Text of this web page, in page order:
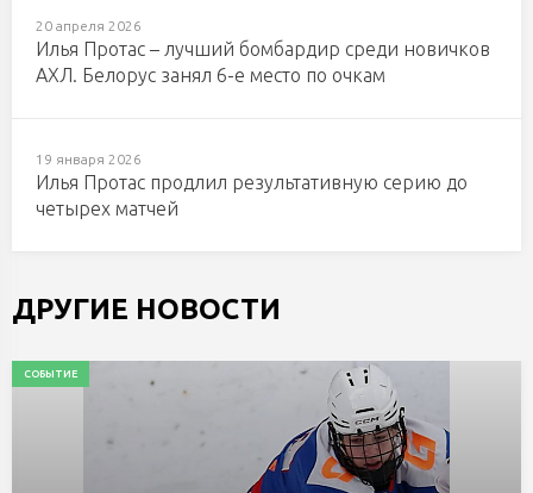
20 апреля 2026
Илья Протас – лучший бомбардир среди новичков
АХЛ. Белорус занял 6-е место по очкам
19 января 2026
Илья Протас продлил результативную серию до
четырех матчей
ДРУГИЕ НОВОСТИ
СОБЫТИЕ